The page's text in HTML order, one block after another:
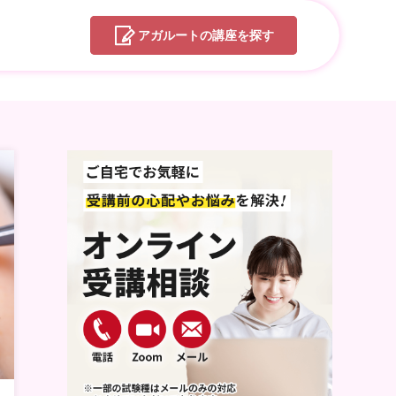
アガルートの講座を探す